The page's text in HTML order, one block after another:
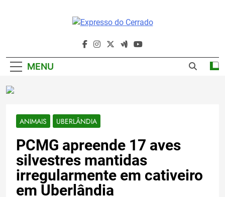
Expresso Do
Cerrado
MENU
ANIMAIS UBERLÂNDIA
PCMG apreende 17 aves
silvestres mantidas
irregularmente em cativeiro
em Uberlândia